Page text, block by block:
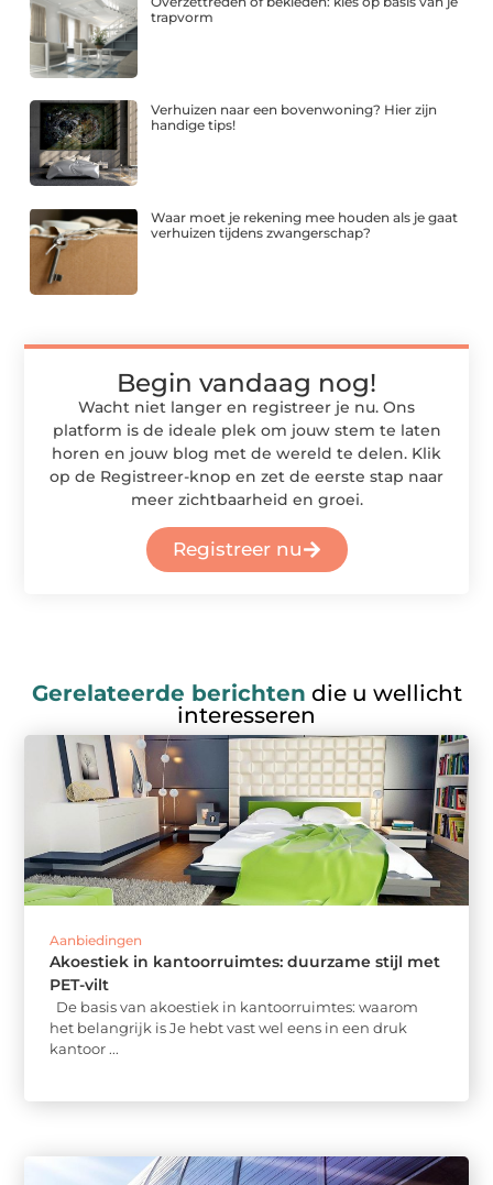
trapvorm
Verhuizen naar een bovenwoning? Hier zijn
handige tips!
Waar moet je rekening mee houden als je gaat
verhuizen tijdens zwangerschap?
Begin vandaag nog!
Wacht niet langer en registreer je nu. Ons
platform is de ideale plek om jouw stem te laten
horen en jouw blog met de wereld te delen. Klik
op de Registreer-knop en zet de eerste stap naar
meer zichtbaarheid en groei.
Registreer nu
Gerelateerde berichten die u wellicht
interesseren
Aanbiedingen
Akoestiek in kantoorruimtes: duurzame stijl met
PET-vilt
De basis van akoestiek in kantoorruimtes: waarom
het belangrijk is Je hebt vast wel eens in een druk
kantoor ...